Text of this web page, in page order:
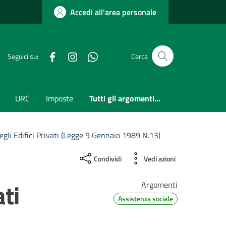
Accedi all'area personale
Seguici su: FacebookInstagramwhatsappCerca
URC Imposte Tutti gli argomenti...
Edifici Privati (Legge 9 Gennaio 1989 N.13)
Condividi Vedi azioni
Argomenti
Assistenza sociale